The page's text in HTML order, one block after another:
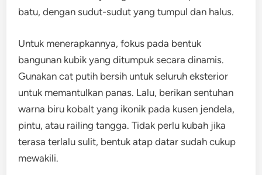
batu, dengan sudut-sudut yang tumpul dan halus.
Untuk menerapkannya, fokus pada bentuk
bangunan kubik yang ditumpuk secara dinamis.
Gunakan cat putih bersih untuk seluruh eksterior
untuk memantulkan panas. Lalu, berikan sentuhan
warna biru kobalt yang ikonik pada kusen jendela,
pintu, atau railing tangga. Tidak perlu kubah jika
terasa terlalu sulit, bentuk atap datar sudah cukup
mewakili.